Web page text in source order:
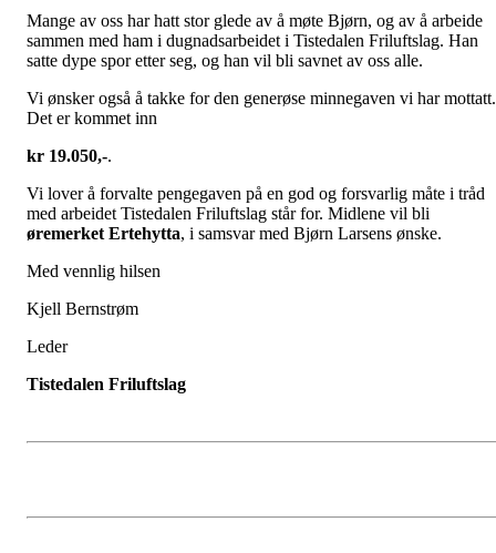
Mange av oss har hatt stor glede av å møte Bjørn, og av å arbeide
sammen med ham i dugnadsarbeidet i Tistedalen Friluftslag. Han
satte dype spor etter seg, og han vil bli savnet av oss alle.
Vi ønsker også å takke for den generøse minnegaven vi har mottatt.
Det er kommet inn
kr 19.050,-.
Vi lover å forvalte pengegaven på en god og forsvarlig måte i tråd
med arbeidet Tistedalen Friluftslag står for. Midlene vil bli
øremerket Ertehytta, i samsvar med Bjørn Larsens ønske.
Med vennlig hilsen
Kjell Bernstrøm
Leder
Tistedalen Friluftslag